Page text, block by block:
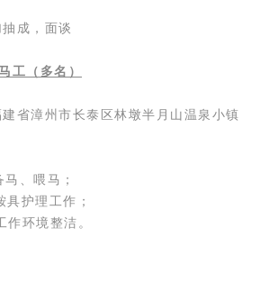
抽成，面谈
工（多名）
省漳州市长泰区林墩半月山温泉小镇
、喂马；
护理工作；
环境整洁。